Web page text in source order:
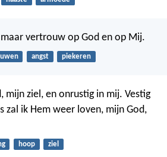
vertrouw op God en op Mij.
angst piekeren
mijn ziel, en onrustig in mij. Vestig
zal ik Hem weer loven, mijn God,
hoop ziel